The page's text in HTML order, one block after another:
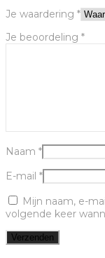
Je waardering *
Je beoordeling *
Naam *
E-mail *
Mijn naam, e-
volgende keer